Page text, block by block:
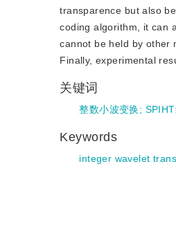
transparence but also
coding algorithm, it can
cannot be held by other
Finally, experimental
关键词
整数小波变换;
Keywords
integer wavelet